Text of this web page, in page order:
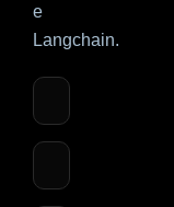
e
Langchain.